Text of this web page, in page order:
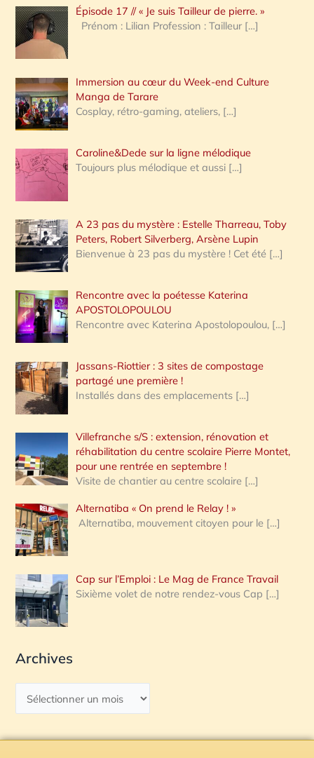
h
e
:
Épisode 17 // « Je suis Tailleur de pierre. »
Prénom : Lilian Profession : Tailleur […]
Immersion au cœur du Week-end Culture
Manga de Tarare
Cosplay, rétro-gaming, ateliers, […]
Caroline&Dede sur la ligne mélodique
Toujours plus mélodique et aussi […]
A 23 pas du mystère : Estelle Tharreau, Toby
Peters, Robert Silverberg, Arsène Lupin
Bienvenue à 23 pas du mystère ! Cet été […]
Rencontre avec la poétesse Katerina
APOSTOLOPOULOU
Rencontre avec Katerina Apostolopoulou, […]
Jassans-Riottier : 3 sites de compostage
partagé une première !
Installés dans des emplacements […]
Villefranche s/S : extension, rénovation et
réhabilitation du centre scolaire Pierre Montet,
pour une rentrée en septembre !
Visite de chantier au centre scolaire […]
Alternatiba « On prend le Relay ! »
Alternatiba, mouvement citoyen pour le […]
Cap sur l’Emploi : Le Mag de France Travail
Sixième volet de notre rendez-vous Cap […]
Archives